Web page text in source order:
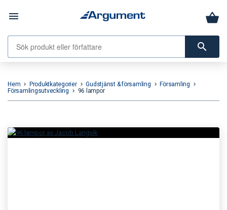
menu
search
Hem keyboard_arrow_right Produktkategorier keyboard_arrow_right Gudstjänst & församling keyboard_arrow_right Församling keyboard_arrow_right
Församlingsutveckling keyboard_arrow_right 96 lampor